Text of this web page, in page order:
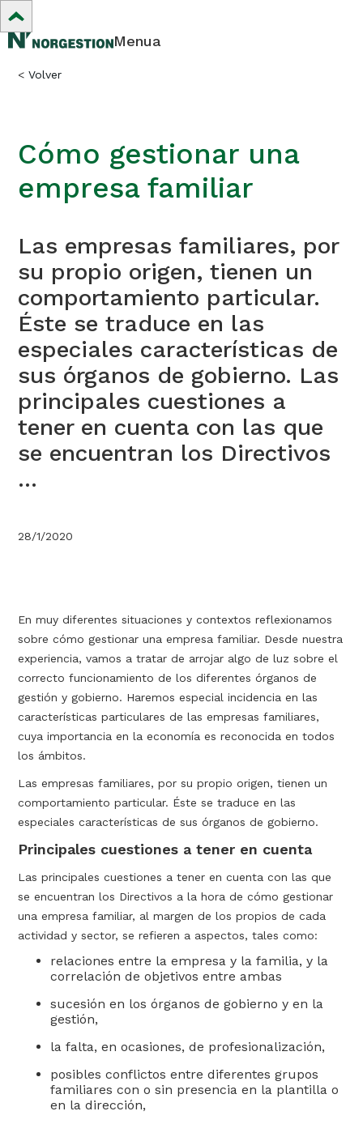
Menua
< Volver
Cómo gestionar una
empresa familiar
Las empresas familiares, por
su propio origen, tienen un
comportamiento particular.
Éste se traduce en las
especiales características de
sus órganos de gobierno. Las
principales cuestiones a
tener en cuenta con las que
se encuentran los Directivos
...
28/1/2020
En muy diferentes situaciones y contextos reflexionamos
sobre cómo gestionar una empresa familiar. Desde nuestra
experiencia, vamos a tratar de arrojar algo de luz sobre el
correcto funcionamiento de los diferentes órganos de
gestión y gobierno. Haremos especial incidencia en las
características particulares de las empresas familiares,
cuya importancia en la economía es reconocida en todos
los ámbitos.
Las empresas familiares, por su propio origen, tienen un
comportamiento particular. Éste se traduce en las
especiales características de sus órganos de gobierno.
Principales cuestiones a tener en cuenta
Las principales cuestiones a tener en cuenta con las que
se encuentran los Directivos a la hora de cómo gestionar
una empresa familiar, al margen de los propios de cada
actividad y sector, se refieren a aspectos, tales como:
relaciones entre la empresa y la familia, y la
correlación de objetivos entre ambas
sucesión en los órganos de gobierno y en la
gestión,
la falta, en ocasiones, de profesionalización,
posibles conflictos entre diferentes grupos
familiares con o sin presencia en la plantilla o
en la dirección,